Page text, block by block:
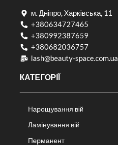
м. Дніпро, Харківська, 11
+380634727465
+380992387659
+380682036757​
lash@beauty-space.com.ua
КАТЕГОРІЇ
Нарощування вій
Ламінування вій
Перманент